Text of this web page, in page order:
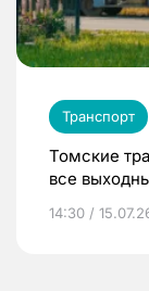
Транспорт
Томские
все
14:30 /